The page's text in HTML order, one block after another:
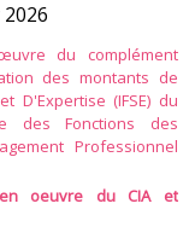
du complément
des montants de
D'Expertise (IFSE) du
des Fonctions des
Professionnel
oeuvre du CIA et